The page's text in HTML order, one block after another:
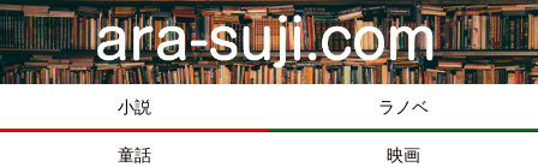
小説 ラノベ
童話 映画